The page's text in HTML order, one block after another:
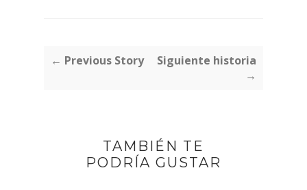
← Previous Story
Siguiente historia
→
TAMBIÉN TE
PODRÍA GUSTAR